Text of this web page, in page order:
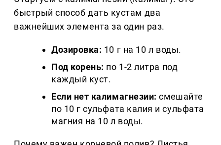
быстрый способ дать кустам два
важнейших элемента за один раз.
Дозировка: 10 г на 10 л воды.
Под корень: по 1-2 литра под
каждый куст.
Если нет калимагнезии: смешайте
по 10 г сульфата калия и сульфата
магния на 10 л воды.